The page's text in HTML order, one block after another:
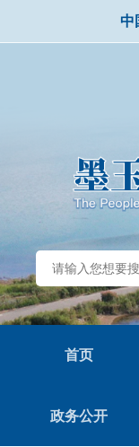
中
首页
政务公开